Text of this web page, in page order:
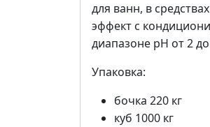
для ванн, в
эффект с
диапазоне pH от 2
Упаковка:
бочка 220 кг
куб 1000 кг